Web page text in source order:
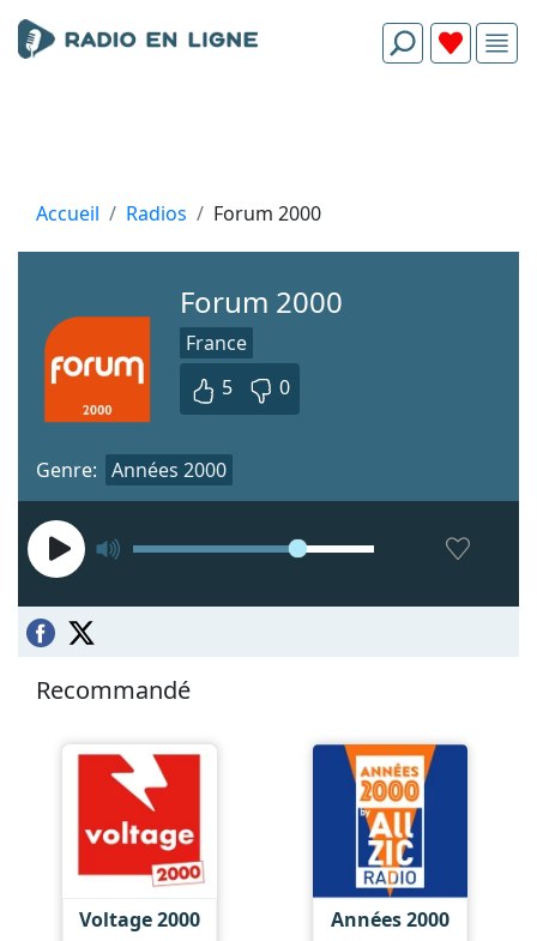
Accueil Radios Forum 2000
Forum 2000
France
5
0
Genre: Années 2000
Recommandé
Voltage 2000 Années 2000